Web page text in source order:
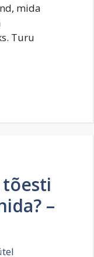
mida
Turu
–